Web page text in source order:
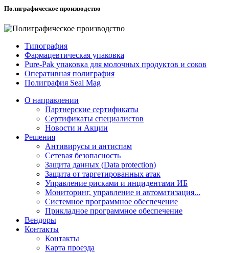
Полиграфическое производство
Типография
Фармацевтическая упаковка
Pure-Pak упаковка для молочных продуктов и соков
Оперативная полиграфия
Полиграфия Seal Mag
О направлении
Партнерские сертификаты
Сертификаты специалистов
Новости и Акции
Решения
Антивирусы и антиспам
Сетевая безопасность
Защита данных (Data protection)
Защита от таргетированных атак
Управление рисками и инцидентами ИБ
Мониторинг, управление и автоматизация...
Системное программное обеспечение
Прикладное программное обеспечение
Вендоры
Контакты
Контакты
Карта проезда